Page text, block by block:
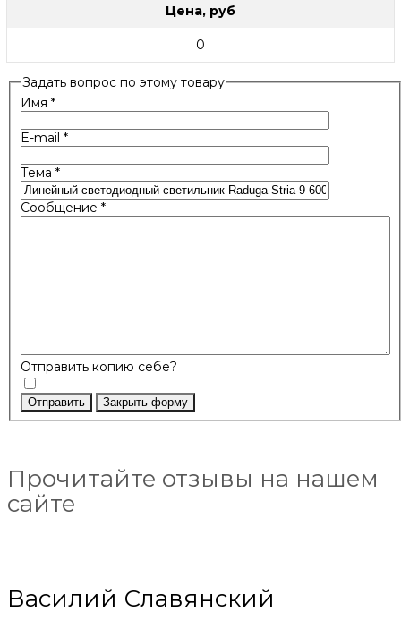
Цена, руб
0
Задать вопрос по этому товару
Имя *
E-mail *
Тема *
Сообщение *
Отправить копию себе?
Отправить Закрыть форму
Прочитайте отзывы на нашем
сайте
Василий Славянский